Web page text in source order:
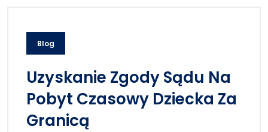
Blog
Uzyskanie Zgody Sądu Na
Pobyt Czasowy Dziecka Za
Granicą